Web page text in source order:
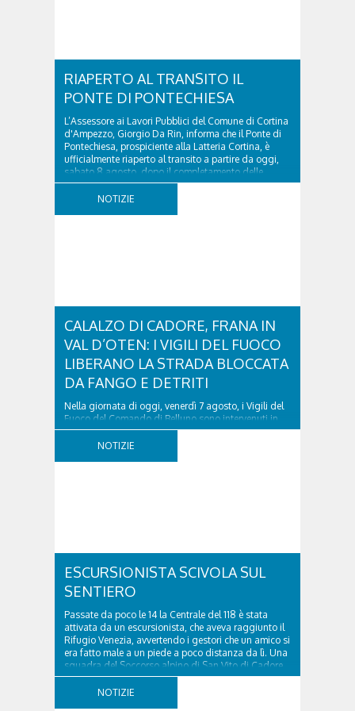
RIAPERTO AL TRANSITO IL
PONTE DI PONTECHIESA
L’Assessore ai Lavori Pubblici del Comune di Cortina
d'Ampezzo, Giorgio Da Rin, informa che il Ponte di
Pontechiesa, prospiciente alla Latteria Cortina, è
ufficialmente riaperto al transito a partire da oggi,
sabato 8 agosto, dopo il completamento delle
verifiche e il positivo collaudo...
NOTIZIE
CALALZO DI CADORE, FRANA IN
VAL D’OTEN: I VIGILI DEL FUOCO
LIBERANO LA STRADA BLOCCATA
DA FANGO E DETRITI
Nella giornata di oggi, venerdì 7 agosto, i Vigili del
Fuoco del Comando di Belluno sono intervenuti in
località Diassa, in Val d’Oten, nel comune di Calalzo
di Cadore, per liberare una strada rimasta bloccata
NOTIZIE
ESCURSIONISTA SCIVOLA SUL
SENTIERO
Passate da poco le 14 la Centrale del 118 è stata
attivata da un escursionista, che aveva raggiunto il
Rifugio Venezia, avvertendo i gestori che un amico si
era fatto male a un piede a poco distanza da lì. Una
squadra del Soccorso alpino di San Vito di Cadore
ha quindi raggiunto l'infortunato...
NOTIZIE